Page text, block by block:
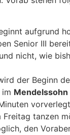
aufgrund
Senior III
und nicht, wie
der Beginn
im Mendelssohn
Freitag tanzen
den